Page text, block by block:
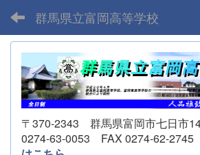
群馬県立富岡高等学校
〒370-2343 群馬県富岡市七日市
0274-63-0053 FAX 0274-62-2745